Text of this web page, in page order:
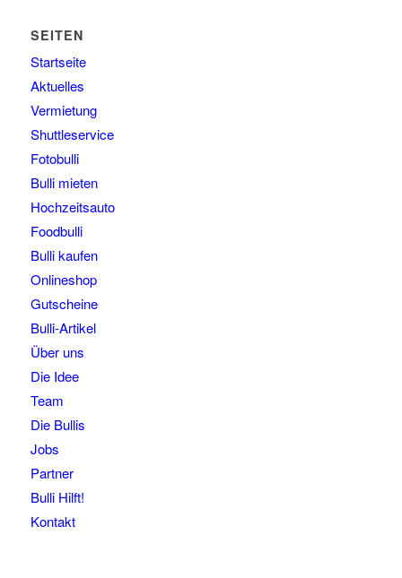
SEITEN
Startseite
Aktuelles
Vermietung
Shuttleservice
Fotobulli
Bulli mieten
Hochzeitsauto
Foodbulli
Bulli kaufen
Onlineshop
Gutscheine
Bulli-Artikel
Über uns
Die Idee
Team
Die Bullis
Jobs
Partner
Bulli Hilft!
Kontakt